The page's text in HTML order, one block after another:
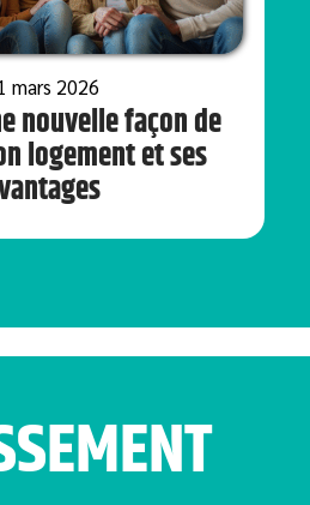
mars 2026
nouvelle façon de
logement et ses